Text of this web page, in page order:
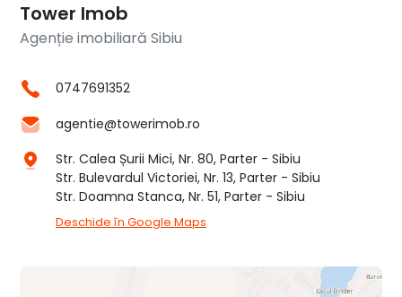
Tower Imob
Agenție imobiliară Sibiu
0747691352
agentie@towerimob.ro
Str. Calea Șurii Mici, Nr. 80, Parter - Sibiu
Str. Bulevardul Victoriei, Nr. 13, Parter - Sibiu
Str. Doamna Stanca, Nr. 51, Parter - Sibiu
Deschide în Google Maps